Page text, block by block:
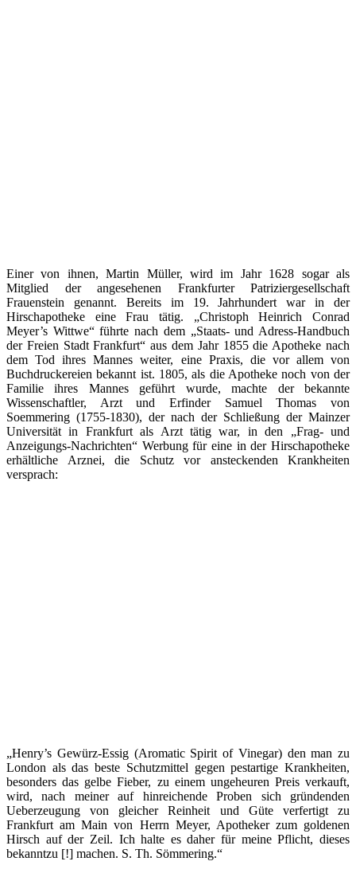
Einer von ihnen, Martin Müller, wird im Jahr 1628 sogar als
Mitglied der angesehenen Frankfurter Patriziergesellschaft
Frauenstein genannt. Bereits im 19. Jahrhundert war in der
Hirschapotheke eine Frau tätig. „Christoph Heinrich Conrad
Meyer’s Wittwe“ führte nach dem „Staats- und Adress-Handbuch
der Freien Stadt Frankfurt“ aus dem Jahr 1855 die Apotheke nach
dem Tod ihres Mannes weiter, eine Praxis, die vor allem von
Buchdruckereien bekannt ist. 1805, als die Apotheke noch von der
Familie ihres Mannes geführt wurde, machte der bekannte
Wissenschaftler, Arzt und Erfinder Samuel Thomas von
Soemmering (1755-1830), der nach der Schließung der Mainzer
Universität in Frankfurt als Arzt tätig war, in den „Frag- und
Anzeigungs-Nachrichten“ Werbung für eine in der Hirschapotheke
erhältliche Arznei, die Schutz vor ansteckenden Krankheiten
versprach:
„Henry’s Gewürz-Essig (Aromatic Spirit of Vinegar) den man zu
London als das beste Schutzmittel gegen pestartige Krankheiten,
besonders das gelbe Fieber, zu einem ungeheuren Preis verkauft,
wird, nach meiner auf hinreichende Proben sich gründenden
Ueberzeugung von gleicher Reinheit und Güte verfertigt zu
Frankfurt am Main von Herrn Meyer, Apotheker zum goldenen
Hirsch auf der Zeil. Ich halte es daher für meine Pflicht, dieses
bekanntzu [!] machen. S. Th. Sömmering.“